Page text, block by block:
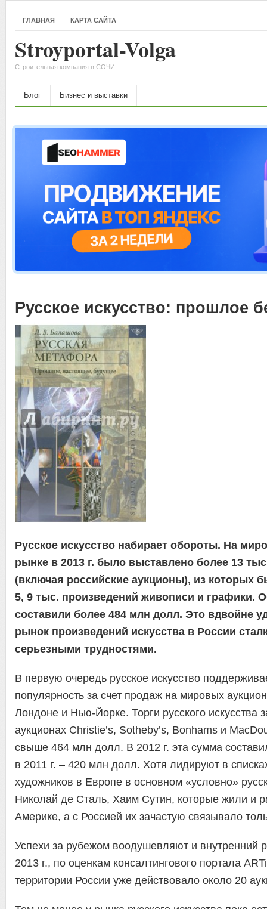
ГЛАВНАЯ КАРТА САЙТА
Stroyportal-Volga
Строительная компания в СОЧИ
Блог Бизнес и выставки
Русское искусство: прошлое
Русское искусство набирает обороты. На
рынке в 2013 г. было выставлено более 13
(включая российские аукционы), из которых
5, 9 тыс. произведений живописи и графики.
составили более 484 млн долл. Это вдвойне
рынок произведений искусства в России
серьезными трудностями.
В первую очередь русское искусство
популярность за счет продаж на мировых
Лондоне и Нью-Йорке. Торги русского искусства
аукционах Christie’s, Sotheby’s, Bonhams и
свыше 464 млн долл. В 2012 г. эта сумма
в 2011 г. – 420 млн долл. Хотя лидируют в
художников в Европе в основном «условно»
Николай де Сталь, Хаим Сутин, которые жили и
Америке, а с Россией их зачастую связывало
Успехи за рубежом воодушевляют и внутренний
2013 г., по оценкам консалтингового портала
территории России уже действовало около 20